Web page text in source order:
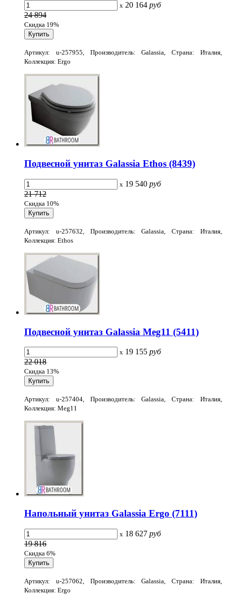
x 20 164 руб
24 894
Скидка 19%
Артикул: u-257955, Производитель: Galassia, Страна: Италия,
Коллекция: Ergo
Подвесной унитаз Galassia Ethos (8439)
x 19 540 руб
21 712
Скидка 10%
Артикул: u-257632, Производитель: Galassia, Страна: Италия,
Коллекция: Ethos
Подвесной унитаз Galassia Meg11 (5411)
x 19 155 руб
22 018
Скидка 13%
Артикул: u-257404, Производитель: Galassia, Страна: Италия,
Коллекция: Meg11
Напольный унитаз Galassia Ergo (7111)
x 18 627 руб
19 816
Скидка 6%
Артикул: u-257062, Производитель: Galassia, Страна: Италия,
Коллекция: Ergo